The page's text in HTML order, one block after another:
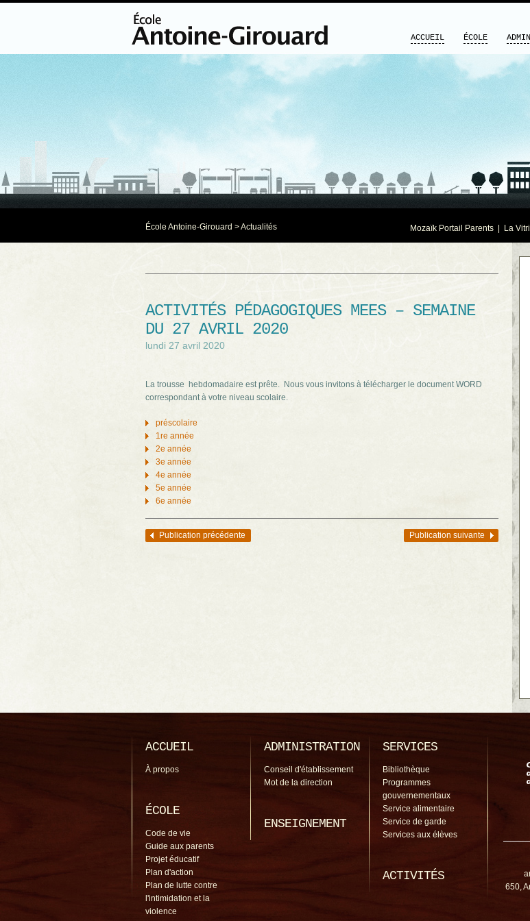
ACCUEIL ÉCOLE
École Antoine-Girouard >Actualités Mozaïk Portail Parents La
ACTIVITÉS PÉDAGOGIQUES MEES – SEMAINE
DU 27 AVRIL 2020
lundi 27 avril 2020
La trousse hebdomadaire est prête. Nous vous invitons à télécharger le document WORD
correspondant à votre niveau scolaire.
préscolaire
1re année
2e année
3e année
4e année
5e année
6e année
Navigation des articles
Publication précédente Publication suivante
ACCUEIL
À propos
ÉCOLE
Code de vie
Guide aux parents
Projet éducatif
Plan d'action
Plan de lutte contre
l'intimidation et la
violence
ADMINISTRATION
Conseil d'établissement
Mot de la direction
ENSEIGNEMENT
SERVICES
Bibliothèque
Programmes
gouvernementaux
Service alimentaire
Service de garde
Services aux élèves
ACTIVITÉS
650,